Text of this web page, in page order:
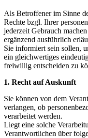
Als Betroffener im Sinne
Rechte bzgl. Ihrer
jederzeit Gebrauch
ergänzend ausführlich
Sie informiert sein sollen,
ein gleichwertiges
freiwillig entscheiden zu
1. Recht auf Auskunft
Sie können von dem
verlangen, ob
verarbeitet werden.
Liegt eine solche
Verantwortlichen über